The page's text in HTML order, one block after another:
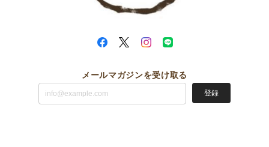
メールマガジンを受け取る
登録